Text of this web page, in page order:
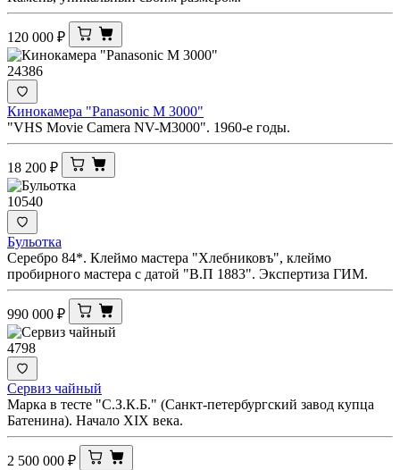
120 000 ₽
24386
Кинокамера "Panasonic M 3000"
"VHS Movie Camera NV-M3000". 1960-е годы.
18 200 ₽
10540
Бульотка
Серебро 84*. Клеймо мастера "Хлебниковъ", клеймо
пробирного мастера с датой "В.П 1883". Экспертиза ГИМ.
990 000 ₽
4798
Сервиз чайный
Марка в тесте "С.З.К.Б." (Санкт-петербургский завод купца
Батенина). Начало XIX века.
2 500 000 ₽